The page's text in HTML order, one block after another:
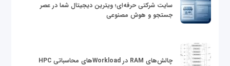
سایت شرکتی حرفه‌ای؛ ویترین دیجیتال شما در عصر
جستجو و هوش مصنوعی
چالش‌های RAM در Workloadهای محاسباتی HPC